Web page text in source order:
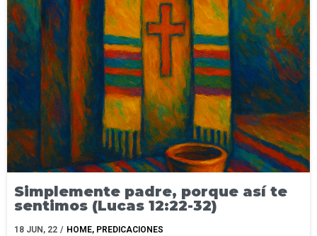
Simplemente padre, porque así te
sentimos (Lucas 12:22-32)
18 JUN, 22 / HOME PREDICACIONES